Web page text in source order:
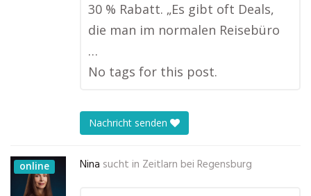
30 % Rabatt. „Es gibt oft Deals,
die man im normalen Reisebüro
…
No tags for this post.
Nachricht senden
online Nina sucht in Zeitlarn bei Regensburg